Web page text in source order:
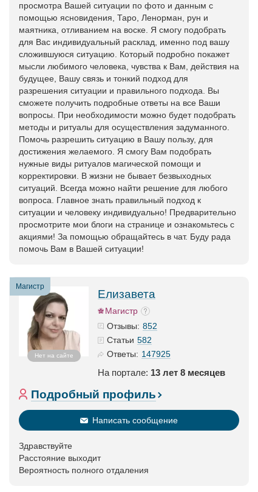
просмотра Вашей ситуации по фото и данным с
помощью ясновидения, Таро, Ленорман, рун и
маятника, отливанием на воске. Я смогу подобрать
для Вас индивидуальный расклад, именно под вашу
сложившуюся ситуацию. Который подробно покажет
мысли любимого человека, чувства к Вам, действия на
будущее, Вашу связь и тонкий подход для
разрешения ситуации и правильного подхода. Вы
сможете получить подробные ответы на все Ваши
вопросы. При необходимости можно будет подобрать
методы и ритуалы для осуществления задуманного.
Помочь разрешить ситуацию в Вашу пользу, для
достижения желаемого. Я смогу Вам подобрать
нужные виды ритуалов магической помощи и
корректировки. В жизни не бывает безвыходных
ситуаций. Всегда можно найти решение для любого
вопроса. Главное знать правильный подход к
ситуации и человеку индивидуально! Предварительно
просмотрите мои блоги на странице и ознакомьтесь с
акциями! За помощью обращайтесь в чат. Буду рада
помочь Вам в Вашей ситуации!
Магистр
Нет на сайте
Елизавета
Магистр
Отзывы: 852
Статьи 582
Ответы: 147925
На портале: 13 лет 8 месяцев
Подробный профиль
Написать сообщение
Здравствуйте
Расстояние выходит
Вероятность полного отдаления